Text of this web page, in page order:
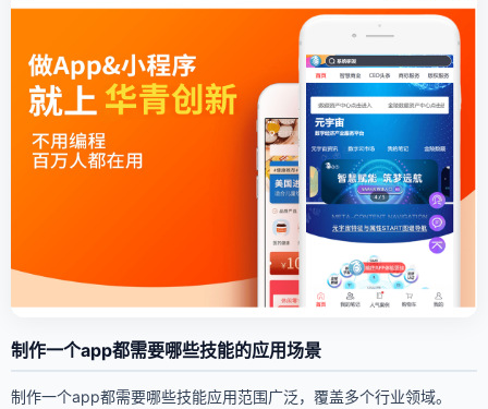
制作一个app都需要哪些技能的应用场景
制作一个app都需要哪些技能应用范围广泛，覆盖多个行业领域。